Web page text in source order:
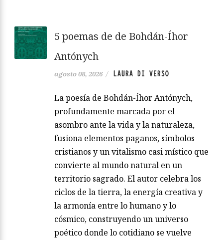
5 poemas de de Bohdán-Íhor
Antónych
agosto 08, 2026 / LAURA DI VERSO
La poesía de Bohdán-Íhor Antónych,
profundamente marcada por el
asombro ante la vida y la naturaleza,
fusiona elementos paganos, símbolos
cristianos y un vitalismo casi místico que
convierte al mundo natural en un
territorio sagrado. El autor celebra los
ciclos de la tierra, la energía creativa y
la armonía entre lo humano y lo
cósmico, construyendo un universo
poético donde lo cotidiano se vuelve